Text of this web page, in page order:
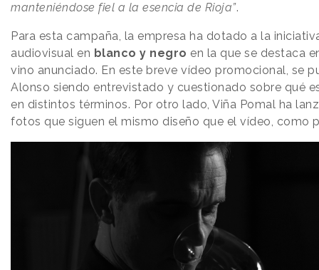
manteniéndose fiel a la esencia de Rioja”.
Para esta campaña, la empresa ha dotado a la
audiovisual en blanco y negro en la que se destaca
vino anunciado. En este breve vídeo promocional, se
Alonso siendo entrevistado y cuestionado sobre qué
en distintos términos. Por otro lado, Viña Pomal ha
fotos que siguen el mismo diseño que el vídeo, como